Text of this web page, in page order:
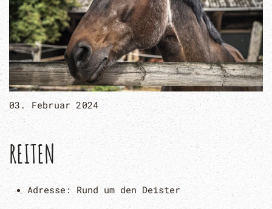
03. Februar 2024
REITEN
Adresse: Rund um den Deister